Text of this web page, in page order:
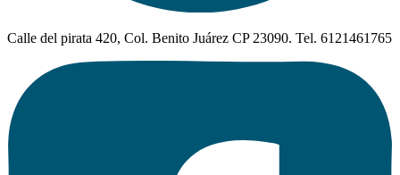
Calle del pirata 420, Col. Benito Juárez CP 23090. Tel. 6121461765